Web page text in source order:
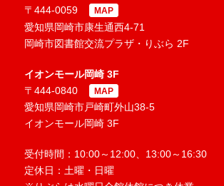
〒444-0059
MAP
愛知県岡崎市康生通西4-71
岡崎市図書館交流プラザ・りぶら 2F
イオンモール岡崎 3F
〒444-0840
MAP
愛知県岡崎市戸崎町外山38-5
イオンモール岡崎 3F
受付時間：10:00～12:00、13:00～16:30
定休日：土曜・日曜